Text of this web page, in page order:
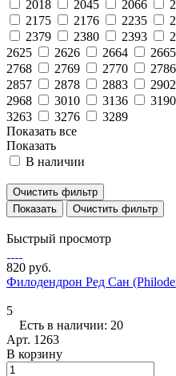
2018
2045 2066
2175
2176 2235
2379
2380 2393
2625
2626 2664 2665
2768
2769 2770 2786
2857
2878 2883 2902
2968
3010 3136 3190
3263
3276
3289
Показать все
Показать
В наличии
Очистить фильтр
Очистить фильтр
Быстрый просмотр
820 руб.
Филодендрон Ред Сан
5
Есть в наличии: 20
Арт. 1263
В корзину